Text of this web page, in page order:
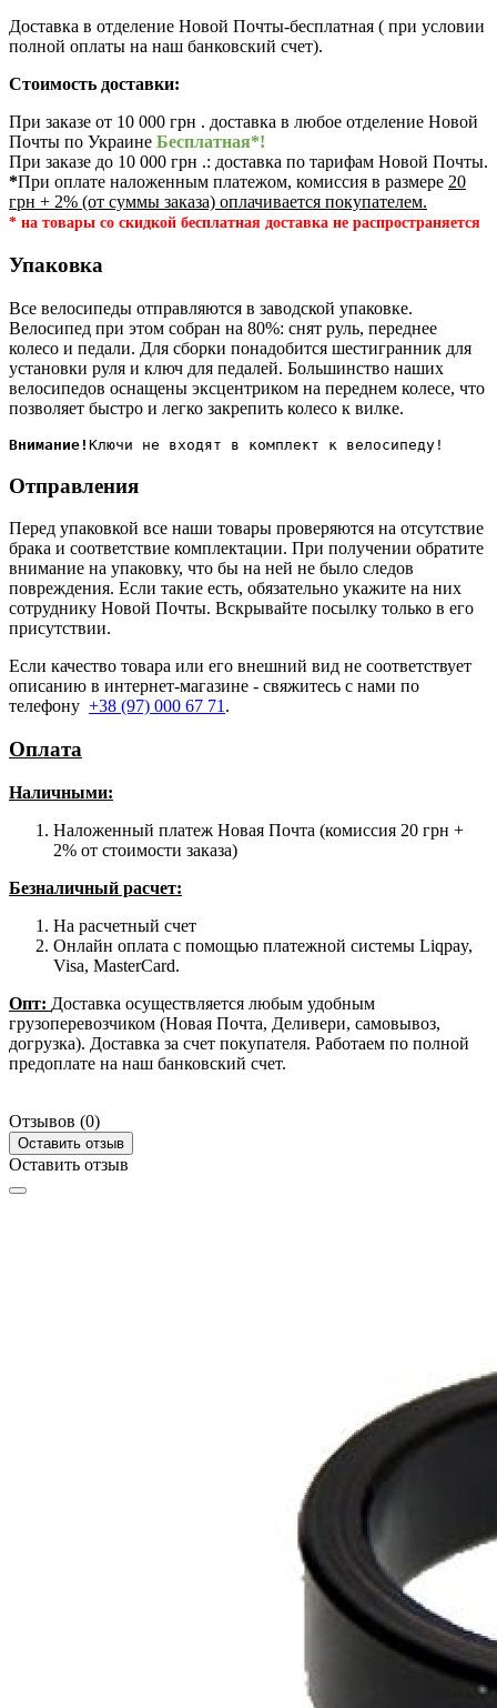
Доставка в отделение Новой Почты-бесплатная ( при условии
полной оплаты на наш банковский счет).
Стоимость доставки:
При заказе от 10 000 грн . доставка в любое отделение Новой
Почты по Украине Бесплатная*!
При заказе до 10 000 грн .: доставка по тарифам Новой Почты.
*При оплате наложенным платежом, комиссия в размере 20
грн + 2% (от суммы заказа) оплачивается покупателем.
* на товары со скидкой бесплатная доставка не распространяется
Упаковка
Все велосипеды отправляются в заводской упаковке.
Велосипед при этом собран на 80%: снят руль, переднее
колесо и педали. Для сборки понадобится шестигранник для
установки руля и ключ для педалей. Большинство наших
велосипедов оснащены эксцентриком на переднем колесе, что
позволяет быстро и легко закрепить колесо к вилке.
Внимание!
Отправления
Перед упаковкой все наши товары проверяются на отсутствие
брака и соответствие комплектации. При получении обратите
внимание на упаковку, что бы на ней не было следов
повреждения. Если такие есть, обязательно укажите на них
сотруднику Новой Почты. Вскрывайте посылку только в его
присутствии.
Если качество товара или его внешний вид не соответствует
описанию в интернет-магазине - свяжитесь с нами по
телефону +38 (97) 000 67 71 .
Оплата
Наличными:
Наложенный платеж Новая Почта (комиссия 20 грн +
2% от стоимости заказа)
Безналичный расчет:
На расчетный счет
Онлайн оплата с помощью платежной системы Liqpay,
Visa, MasterCard.
Опт: Доставка осуществляется любым удобным
грузоперевозчиком (Новая Почта, Деливери, самовывоз,
догрузка). Доставка за счет покупателя. Работаем по полной
предоплате на наш банковский счет.
Отзывов (0)
Оставить отзыв
Оставить отзыв